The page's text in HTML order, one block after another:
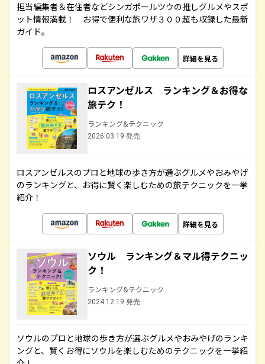
担当編集者＆在住者などシンガポールツウの推しグルメやスポ
ット情報満載！ お得で便利な旅ワザ３００超も収録した最新
ガイド。
詳細を見る
ロスアンゼルス ランキング＆お得な
旅テク！
ランキング&テクニック
2026.03.19 発売
ロスアンゼルスのプロと地球の歩き方が選ぶグルメやおみやげ
のランキングと、お得に賢く楽しむための旅テクニックを一挙
紹介！
詳細を見る
ソウル ランキング＆マル得テクニッ
ク！
ランキング&テクニック
2024.12.19 発売
ソウルのプロと地球の歩き方が選ぶグルメやおみやげのランキ
ングと、賢くお得にソウルを楽しむためのテクニックを一挙紹